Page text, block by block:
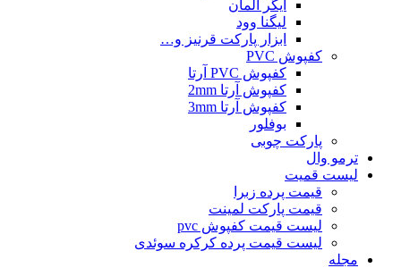
ایگر آلمان
لیگنا وود
ابزار پارکت قرنیز و…
کفپوش PVC
کفپوش PVC آرتا
کفپوش آرتا 2mm
کفپوش آرتا 3mm
بوفلور
پارکت چوبی
ترمو وال
لیست قمیت
قیمت پرده زبرا
قیمت پارکت لمینت
لیست قیمت کفپوش pvc
لیست قیمت پرده کرکره سوئدی
مجله